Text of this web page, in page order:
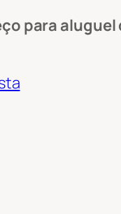
para aluguel